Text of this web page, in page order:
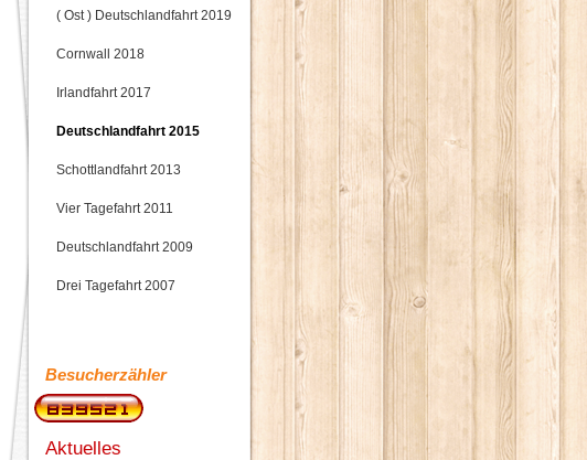
( Ost ) Deutschlandfahrt 2019
Cornwall 2018
Irlandfahrt 2017
Deutschlandfahrt 2015
Schottlandfahrt 2013
Vier Tagefahrt 2011
Deutschlandfahrt 2009
Drei Tagefahrt 2007
Besucherzähler
Aktuelles